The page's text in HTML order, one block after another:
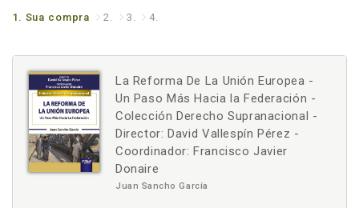
1. Sua compra 2. 3. 4.
La Reforma De La Unión Europea -
Un Paso Más Hacia la Federación -
Colección Derecho Supranacional -
Director: David Vallespín Pérez -
Coordinador: Francisco Javier
Donaire
Juan Sancho García